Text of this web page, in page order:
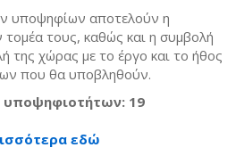
υποψηφίων αποτελούν η
τομέα τους, καθώς και η συμβολή
της χώρας με το έργο και το ήθος
που θα υποβληθούν.
υποψηφιοτήτων: 19
εδώ